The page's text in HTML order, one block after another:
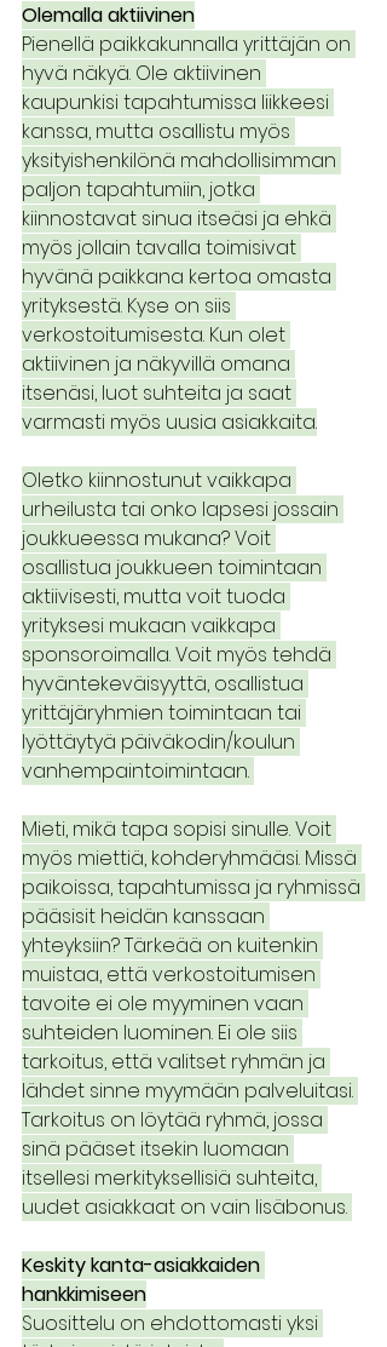
Olemalla aktiivinen
Pienellä paikkakunnalla yrittäjän on
hyvä näkyä. Ole aktiivinen
kaupunkisi tapahtumissa liikkeesi
kanssa, mutta osallistu myös
yksityishenkilönä mahdollisimman
paljon tapahtumiin, jotka
kiinnostavat sinua itseäsi ja ehkä
myös jollain tavalla toimisivat
hyvänä paikkana kertoa omasta
yrityksestä. Kyse on siis
verkostoitumisesta. Kun olet
aktiivinen ja näkyvillä omana
itsenäsi, luot suhteita ja saat
varmasti myös uusia asiakkaita.
Oletko kiinnostunut vaikkapa
urheilusta tai onko lapsesi jossain
joukkueessa mukana? Voit
osallistua joukkueen toimintaan
aktiivisesti, mutta voit tuoda
yrityksesi mukaan vaikkapa
sponsoroimalla. Voit myös tehdä
hyväntekeväisyyttä, osallistua
yrittäjäryhmien toimintaan tai
lyöttäytyä päiväkodin/koulun
vanhempaintoimintaan.
Mieti, mikä tapa sopisi sinulle. Voit
myös miettiä, kohderyhmääsi. Missä
paikoissa, tapahtumissa ja ryhmissä
pääsisit heidän kanssaan
yhteyksiin? Tärkeää on kuitenkin
muistaa, että verkostoitumisen
tavoite ei ole myyminen vaan
suhteiden luominen. Ei ole siis
tarkoitus, että valitset ryhmän ja
lähdet sinne myymään palveluitasi.
Tarkoitus on löytää ryhmä, jossa
sinä pääset itsekin luomaan
itsellesi merkityksellisiä suhteita,
uudet asiakkaat on vain lisäbonus.
Keskity kanta-asiakkaiden
hankkimiseen
Suosittelu on ehdottomasti yksi